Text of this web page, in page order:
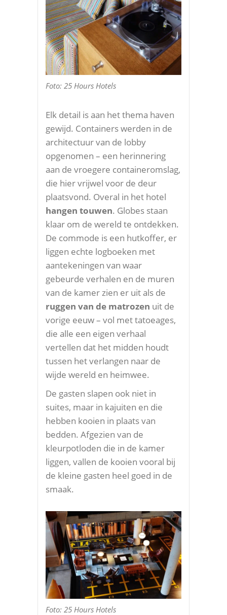
Foto: 25 Hours Hotels
Elk detail is aan het thema haven
gewijd. Containers werden in de
architectuur van de lobby
opgenomen – een herinnering
aan de vroegere containeromslag,
die hier vrijwel voor de deur
plaatsvond. Overal in het hotel
hangen touwen. Globes staan
klaar om de wereld te ontdekken.
De commode is een hutkoffer, er
liggen echte logboeken met
aantekeningen van waar
gebeurde verhalen en de muren
van de kamer zien er uit als de
ruggen van de matrozen uit de
vorige eeuw – vol met tatoeages,
die alle een eigen verhaal
vertellen dat het midden houdt
tussen het verlangen naar de
wijde wereld en heimwee.
De gasten slapen ook niet in
suites, maar in kajuiten en die
hebben kooien in plaats van
bedden. Afgezien van de
kleurpotloden die in de kamer
liggen, vallen de kooien vooral bij
de kleine gasten heel goed in de
smaak.
Foto: 25 Hours Hotels